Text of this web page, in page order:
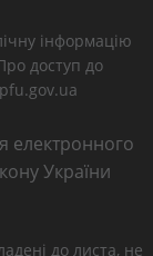
інформацію
доступ до
електронного
України
до листа, не